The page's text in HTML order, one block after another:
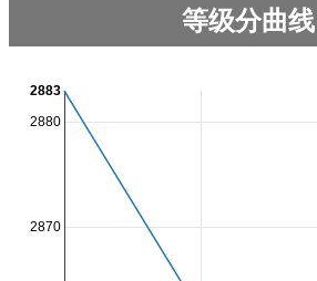
等级分曲线
2870
2880
2883